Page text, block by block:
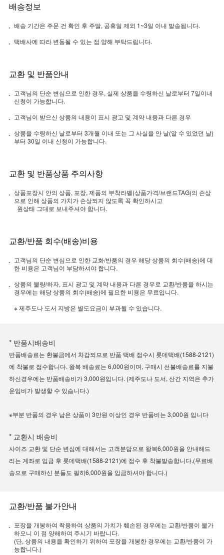
배송정보
배송 기간은 주문 건 확인 후 주말, 공휴일 제외 1~3일 이내 발송됩니다.
택배사에 따라 변동될 수 있는 점 양해 부탁드립니다.
교환 및 반품안내
고객님의 단순 변심으로 인한 경우, 실제 상품을 수령하신 날로부터 7일이내
신청이 가능합니다.
고객님이 받으신 상품의 내용이 표시 광고 및 계약 내용과 다른 경우
상품을 수령하신 날로부터 3개월 이내 또는 그 사실을 안 날(알 수 있었던 날)
부터 30일 이내 신청이 가능합니다.
교환 및 반품상품 주의사항
상품포장시 안의 상품, 포장, 제품의 부착라벨(상품가격/브랜드TAG)의 손상
으로 인해 상품의 가치가 손상되지 않도록 꼭 확인하시고
원상태 그대로 보내주셔야 합니다.
교환/반품 회수(배송)비용
고객님의 단순 변심으로 인한 교화/반품의 경우 해당 상품의 회수(배송)에 대
한 비용은 고객님이 부담하셔야 합니다.
상품의 불량/하자, 표시 광고 및 계약 내용과 다른 경우로 교환/반품을 하시는
경우에는 해당 상품의 회수(배송)에 필요한 비용은 무료입니다.
※ 제주도나 도서 지방은 별도요금이 부과될 수 있습니다.
* 반품시배송비
반품배송료는 환불금에서 차감되므로 반품 택배 접수시 롯데택배(1588-2121)
에 착불로 접수합니다. 왕복 배송료는 6,000원이며, 구매시 선불배송료를 지불
하신경우에는 반품배송비가 3,000원입니다. (제주도나 도서, 산간 지역은 추가
운임비가 발생할 수 있습니다.)
※부분 반품의 경우 남은 상품이 3만원 이상인 경우 반품비는 3,000원 입니다
* 교환시 배송비
사이즈 교환 및 단순 변심에 대해서는 고객분담으로 왕복6,000원을 안내해드
리는 계좌로 입금 후 롯데택배(1588-2121)에 접수 후 착불발송합니다.(무료배
송으로 구매하신 분들도 필히6,000원을 입금하셔야 합니다.)
교환/반품 불가안내
포장을 개봉하여 착용하여 상품의 가치가 훼손된 경우에는 교환/반품이 불가
하오니 이 점 양해하여 주시기 바랍니다.
(단, 상품의 내용을 확인하기 위하여 포장을 개봉한 경우에는 교환/반품이 가
능합니다.)